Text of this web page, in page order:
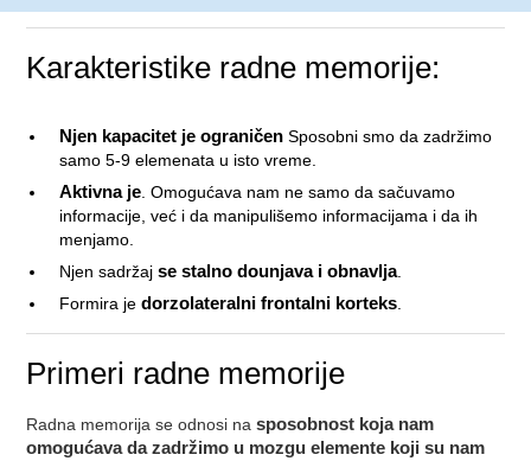
Karakteristike radne memorije:
Njen kapacitet je ograničen Sposobni smo da zadržimo
samo 5-9 elemenata u isto vreme.
Aktivna je. Omogućava nam ne samo da sačuvamo
informacije, već i da manipulišemo informacijama i da ih
menjamo.
Njen sadržajse stalno dounjava i obnavlja.
Formira jedorzolateralni frontalni korteks.
Primeri radne memorije
Radna memorija se odnosi nasposobnost koja nam
omogućava da zadržimo u mozgu elemente koji su nam